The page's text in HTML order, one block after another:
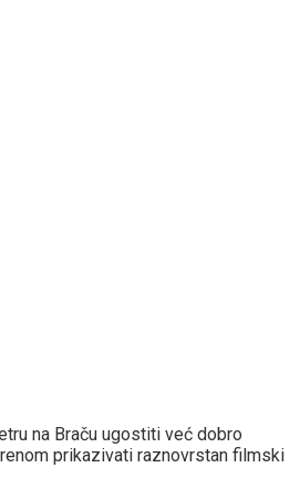
na Braču ugostiti već dobro
prikazivati raznovrstan filmski